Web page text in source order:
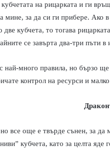
на рицарката и ги
мине, за да си ги прибере. Ако
кубчета, то тогава
се завърта два-три пъти
най-много правила, но бързо
контрол на ресурси и
все още е твърде сънен, за
кубчета, като за целта